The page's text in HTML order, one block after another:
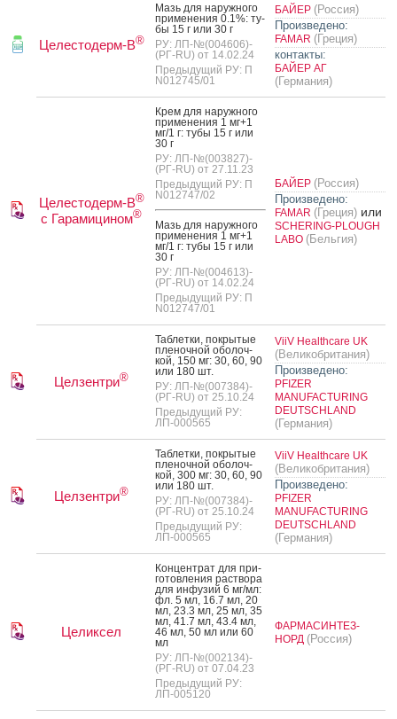
Целестодерм-В®
Мазь для на­руж­но­го
при­мене­ния 0.1%: ту­
бы 15 г или 30 г
РУ: ЛП-№(004606)-
(РГ-RU) от 14.02.24
Предыдущий РУ: П
N012745/01
БАЙЕР (Россия)
Произведено:
FAMAR (Греция)
контакты:
БАЙЕР АГ
(Германия)
Целестодерм-В®
с Гарамицином®
Крем для на­руж­но­го
при­мене­ния 1 мг+1
мг/1 г: ту­бы 15 г или
30 г
РУ: ЛП-№(003827)-
(РГ-RU) от 27.11.23
Предыдущий РУ: П
N012747/02
Мазь для на­руж­но­го
при­мене­ния 1 мг+1
мг/1 г: ту­бы 15 г или
30 г
РУ: ЛП-№(004613)-
(РГ-RU) от 14.02.24
Предыдущий РУ: П
N012747/01
БАЙЕР (Россия)
Произведено:
FAMAR (Греция) или
SCHERING-PLOUGH
LABO (Бельгия)
Целзентри®
Таб­летки, пок­ры­тые
пле­ноч­ной обо­лоч­
кой, 150 мг: 30, 60, 90
или 180 шт.
РУ: ЛП-№(007384)-
(РГ-RU) от 25.10.24
Предыдущий РУ:
ЛП-000565
ViiV Healthcare UK
(Великобритания)
Произведено:
PFIZER
MANUFACTURING
DEUTSCHLAND
(Германия)
Целзентри®
Таб­летки, пок­ры­тые
пле­ноч­ной обо­лоч­
кой, 300 мг: 30, 60, 90
или 180 шт.
РУ: ЛП-№(007384)-
(РГ-RU) от 25.10.24
Предыдущий РУ:
ЛП-000565
ViiV Healthcare UK
(Великобритания)
Произведено:
PFIZER
MANUFACTURING
DEUTSCHLAND
(Германия)
Целиксел
Кон­цен­трат для при­
готов­ле­ния рас­тво­ра
для ин­фу­зий 6 мг/мл:
фл. 5 мл, 16.7 мл, 20
мл, 23.3 мл, 25 мл, 35
мл, 41.7 мл, 43.4 мл,
46 мл, 50 мл или 60
мл
РУ: ЛП-№(002134)-
(РГ-RU) от 07.04.23
Предыдущий РУ:
ЛП-005120
ФАРМАСИНТЕЗ-
НОРД (Россия)